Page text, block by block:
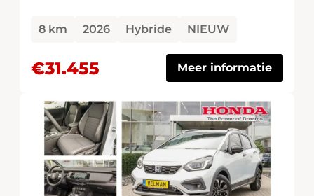
8 km 2026 Hybride NIEUW
€31.455 Meer informatie